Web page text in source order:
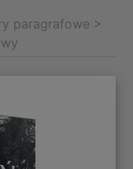
paragrafowe >